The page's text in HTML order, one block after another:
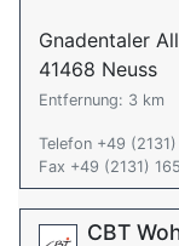
Gnadentaler
41468 Neuss
Entfernung: 3 km
Telefon +49 (2131)
Fax +49 (2131)
CBT